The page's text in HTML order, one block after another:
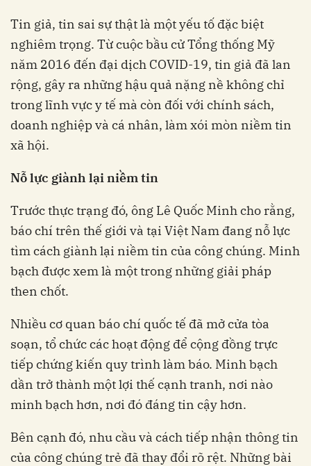
Tin giả, tin sai sự thật là một yếu tố đặc biệt
nghiêm trọng. Từ cuộc bầu cử Tổng thống Mỹ
năm 2016 đến đại dịch COVID-19, tin giả đã lan
rộng, gây ra những hậu quả nặng nề không chỉ
trong lĩnh vực y tế mà còn đối với chính sách,
doanh nghiệp và cá nhân, làm xói mòn niềm tin
xã hội.
Nỗ lực giành lại niềm tin
Trước thực trạng đó, ông Lê Quốc Minh cho rằng,
báo chí trên thế giới và tại Việt Nam đang nỗ lực
tìm cách giành lại niềm tin của công chúng. Minh
bạch được xem là một trong những giải pháp
then chốt.
Nhiều cơ quan báo chí quốc tế đã mở cửa tòa
soạn, tổ chức các hoạt động để cộng đồng trực
tiếp chứng kiến quy trình làm báo. Minh bạch
dần trở thành một lợi thế cạnh tranh, nơi nào
minh bạch hơn, nơi đó đáng tin cậy hơn.
Bên cạnh đó, nhu cầu và cách tiếp nhận thông tin
của công chúng trẻ đã thay đổi rõ rệt. Những bài